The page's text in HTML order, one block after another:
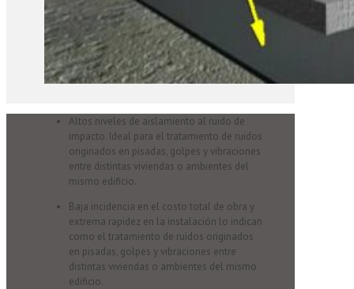
Altos niveles de aislamiento al ruido de
impacto. Ideal para el tratamiento de ruidos
originados en pisadas, golpes y vibraciones
entre distintas viviendas o ambientes del
mismo edificio.
Baja incidencia en el costo total de obra y
extrema rapidez en la instalación lo indican
como el tratamiento de ruidos originados
en pisadas, golpes y vibraciones entre
distintas viviendas o ambientes del mismo
edificio.